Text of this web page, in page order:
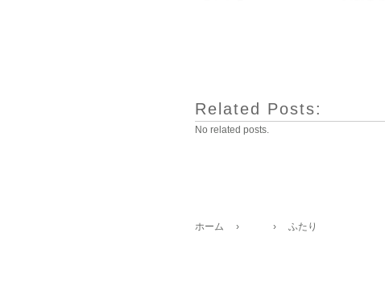
Related Posts:
No related posts.
ホーム › › ふたり